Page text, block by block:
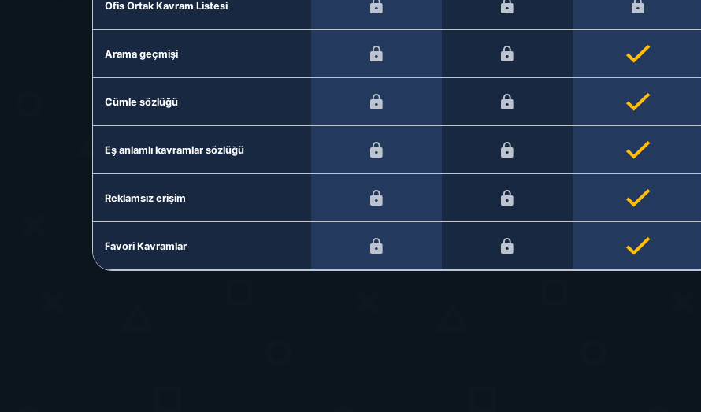
Ofis Ortak Kavram Listesi
Arama geçmişi
Cümle sözlüğü
Eş anlamlı kavramlar sözlüğü
Reklamsız erişim
Favori Kavramlar